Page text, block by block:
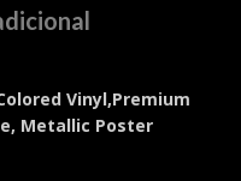
Vinyl,Premium
Metallic Poster